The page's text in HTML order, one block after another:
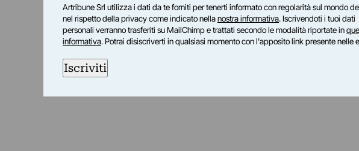
Artribune Srl utilizza i dati da te forniti per tenerti informato con regolarità sul mondo
nel rispetto della privacy come indicato nellanostra informativa. Iscrivendoti i tuoi dati
personali verranno trasferiti su MailChimp e trattati secondo le modalità riportate in
informativa. Potrai disiscriverti in qualsiasi momento con l'apposito link presente nelle
Iscriviti